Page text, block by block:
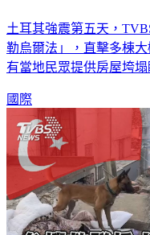
土耳其強震第五天，
勒烏爾法」，直擊多棟
有當地民眾提供房屋垮
國際